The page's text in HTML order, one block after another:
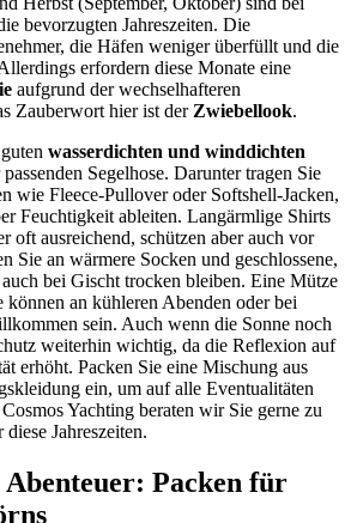
bevorzugten Jahreszeiten. Die
die Häfen weniger überfüllt und die
erfordern diese Monate eine
aufgrund der wechselhafteren
Zauberwort hier ist derZwiebellook.
wasserdichten und winddichten
Segelhose. Darunter tragen Sie
wie Fleece-Pullover oder Softshell-Jacken,
Feuchtigkeit ableiten. Langärmlige Shirts
oft ausreichend, schützen aber auch vor
Sie an wärmere Socken und geschlossene,
bei Gischt trocken bleiben. Eine Mütze
können an kühleren Abenden oder bei
sein. Auch wenn die Sonne noch
weiterhin wichtig, da die Reflexion auf
erhöht. Packen Sie eine Mischung aus
ein, um auf alle Eventualitäten
Yachting beraten wir Sie gerne zu
Jahreszeiten.
Packen für